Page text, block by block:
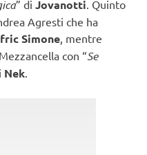
” di Jovanotti . Quinto
Agresti che ha
Simone , mentre
con “Se
Nek